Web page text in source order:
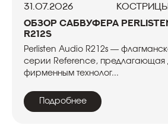
31.07.2026
Обзор сабвуфера
R212s
Perlisten Audio R212s —
серии Reference, предлагающая
фирменным технолог...
Подробнее